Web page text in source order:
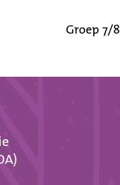
Groep 7/8